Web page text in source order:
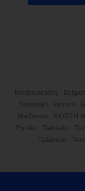
Medzinárodný
Slovinsko
France
Maďarsko
NORTH
Poľsko
Rakúsko
Taliansko